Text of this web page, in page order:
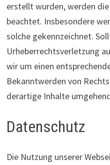
erstellt wurden, werden
beachtet. Insbesondere
solche gekennzeichnet.
Urheberrechtsverletzung
wir um einen
Bekanntwerden von
derartige Inhalte
Datenschutz
Die Nutzung unserer